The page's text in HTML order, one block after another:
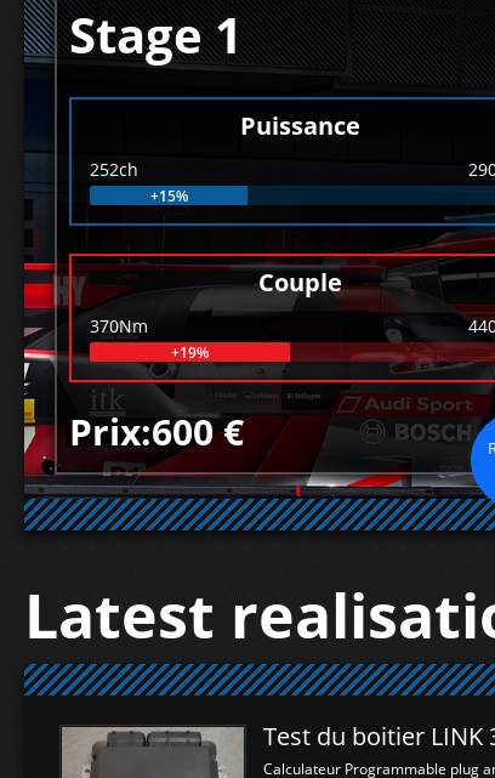
Stage 1
Puissance
252ch
+15%
Couple
370Nm
+19%
Prix:600 €
Latest
Test du boitier LINK
Calculateur Programmable plug